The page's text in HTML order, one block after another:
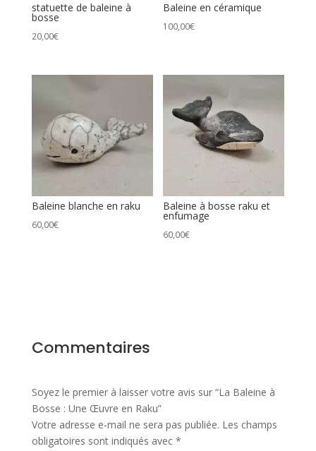
statuette de baleine à
bosse
20,00€
Baleine en céramique
100,00€
Baleine blanche en raku
60,00€
Baleine à bosse raku et
enfumage
60,00€
Commentaires
Soyez le premier à laisser votre avis sur “La Baleine à
Bosse : Une Œuvre en Raku”
Votre adresse e-mail ne sera pas publiée. Les champs
obligatoires sont indiqués avec *